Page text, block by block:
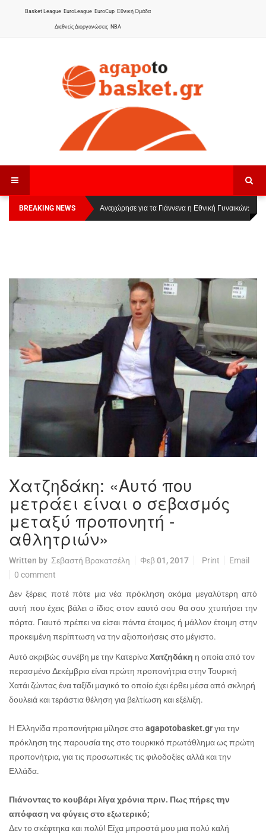
Basket League EuroLeague EuroCup Εθνική Ομάδα
Διεθνείς Διοργανώσεις NBA
BREAKING NEWS
Οι Πάνθηρες Καβάλας στην Women Basketball
League 1
Αναχώρησε για τα Γιάννενα η Εθνική Γυναικών:
Χατζηδάκη: «Αυτό που
μετράει είναι ο σεβασμός
μεταξύ προπονητή -
αθλητριών»
Written by Σεβαστή Βρακατσέλη Φεβ 01, 2017 Print
Email
0 comment
Δεν ξέρεις ποτέ πότε μια νέα πρόκληση ακόμα μεγαλύτερη από
αυτή που έχεις βάλει ο ίδιος στον εαυτό σου θα σου χτυπήσει την
πόρτα. Γιαυτό πρέπει να είσαι πάντα έτοιμος ή μάλλον έτοιμη στην
προκειμένη περίπτωση να την αξιοποιήσεις στο μέγιστο.
Αυτό ακριβώς συνέβη με την ΚατερίναΧατζηδάκη η οποία από τον
περασμένο Δεκέμβριο είναι πρώτη προπονήτρια στην Τουρική
Χατάι ζώντας ένα ταξίδι μαγικό το οποίο έχει έρθει μέσα από σκληρή
δουλειά και τεράστια θέληση για βελτίωση και εξέλιξη.
Η Ελληνίδα προπονήτρια μίλησε στοagapotobasket.grγια την
πρόκληση της παρουσία της στο τουρκικό πρωτάθλημα ως πρώτη
προπονήτρια, για τις προσωπικές τις φιλοδοξίες αλλά και την
Ελλάδα.
Πιάνοντας το κουβάρι λίγα χρόνια πριν. Πως πήρες την
απόφαση να φύγεις στο εξωτερικό;
Δεν το σκέφτηκα και πολύ! Είχα μπροστά μου μια πολύ καλή